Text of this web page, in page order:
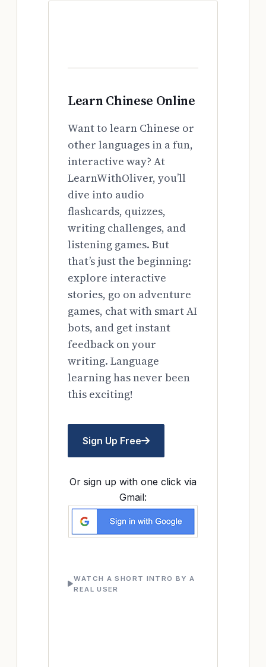
Learn Chinese Online
Want to learn Chinese or
other languages in a fun,
interactive way? At
LearnWithOliver, you’ll
dive into audio
flashcards, quizzes,
writing challenges, and
listening games. But
that’s just the beginning:
explore interactive
stories, go on adventure
games, chat with smart AI
bots, and get instant
feedback on your
writing. Language
learning has never been
this exciting!
Sign Up Free
Or sign up with one click via
Gmail:
WATCH A SHORT INTRO BY A
REAL USER